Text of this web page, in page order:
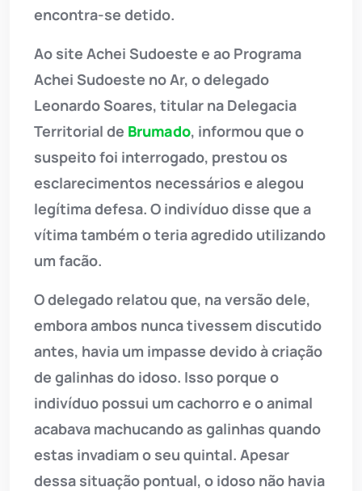
encontra-se detido.
Ao site Achei Sudoeste e ao Programa
Achei Sudoeste no Ar, o delegado
Leonardo Soares, titular na Delegacia
Territorial de Brumado, informou que o
suspeito foi interrogado, prestou os
esclarecimentos necessários e alegou
legítima defesa. O indivíduo disse que a
vítima também o teria agredido utilizando
um facão.
O delegado relatou que, na versão dele,
embora ambos nunca tivessem discutido
antes, havia um impasse devido à criação
de galinhas do idoso. Isso porque o
indivíduo possui um cachorro e o animal
acabava machucando as galinhas quando
estas invadiam o seu quintal. Apesar
dessa situação pontual, o idoso não havia